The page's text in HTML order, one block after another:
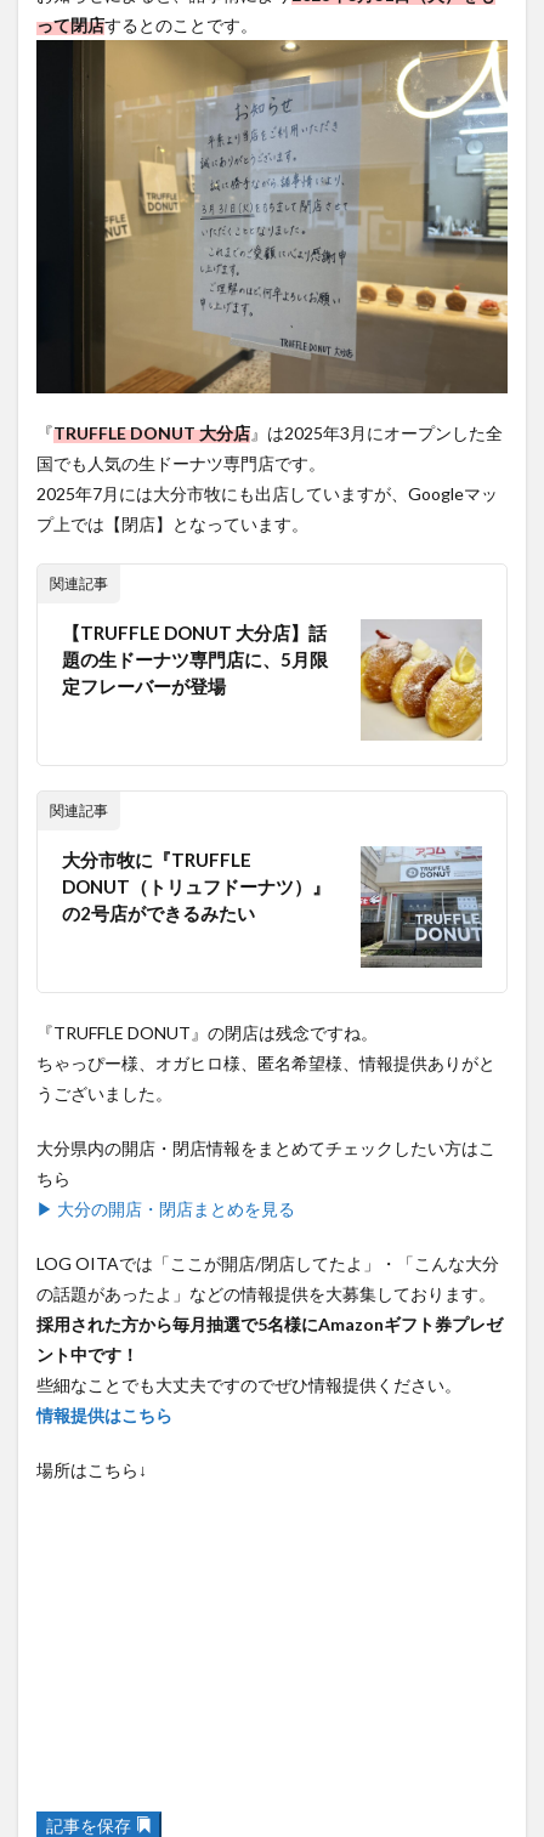
って閉店するとのことです。
『TRUFFLE DONUT 大分店』は2025年3月にオープンした全
国でも人気の生ドーナツ専門店です。
2025年7月には大分市牧にも出店していますが、Googleマッ
プ上では【閉店】となっています。
関連記事
【TRUFFLE DONUT 大分店】話
題の生ドーナツ専門店に、5月限
定フレーバーが登場
関連記事
大分市牧に『TRUFFLE
DONUT（トリュフドーナツ）』
の2号店ができるみたい
『TRUFFLE DONUT』の閉店は残念ですね。
ちゃっぴー様、オガヒロ様、匿名希望様、情報提供ありがと
うございました。
大分県内の開店・閉店情報をまとめてチェックしたい方はこ
ちら
▶ 大分の開店・閉店まとめを見る
LOG OITAでは「ここが開店/閉店してたよ」・「こんな大分
の話題があったよ」などの情報提供を大募集しております。
採用された方から毎月抽選で5名様にAmazonギフト券プレゼ
ント中です！
些細なことでも大丈夫ですのでぜひ情報提供ください。
情報提供はこちら
場所はこちら↓
記事を保存